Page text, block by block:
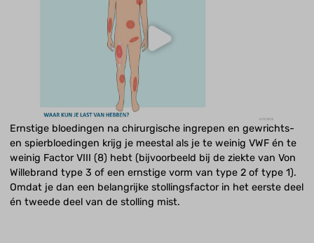
Ernstige bloedingen na chirurgische ingrepen en gewrichts-
en spierbloedingen krijg je meestal als je te weinig VWF én te
weinig Factor VIII (8) hebt (bijvoorbeeld bij de ziekte van Von
Willebrand type 3 of een ernstige vorm van type 2 of type 1).
Omdat je dan een belangrijke stollingsfactor in het eerste deel
én tweede deel van de stolling mist.